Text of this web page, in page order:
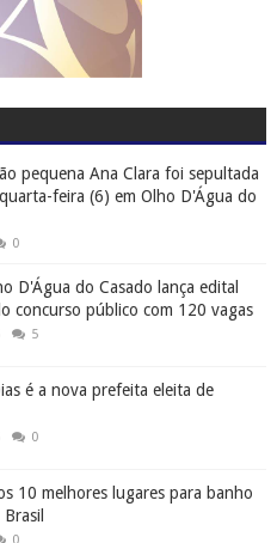
pequena Ana Clara foi sepultada
feira (6) em Olho D'Água do
0
D'Água do Casado lança edital
concurso público com 120 vagas
5
é a nova prefeita eleita de
0
10 melhores lugares para banho